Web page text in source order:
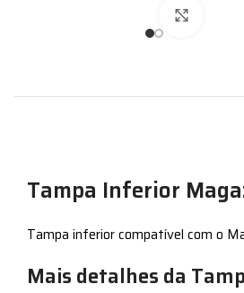
Tampa Inferior
Tampa inferior compatível com o
Mais detalhes da